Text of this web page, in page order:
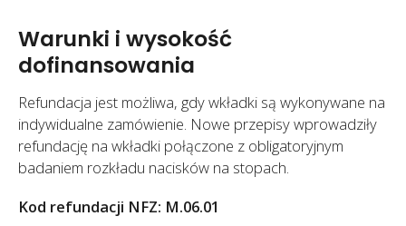
Warunki i wysokość
dofinansowania
Refundacja jest możliwa, gdy wkładki są wykonywane na
indywidualne zamówienie. Nowe przepisy wprowadziły
refundację na wkładki połączone z obligatoryjnym
badaniem rozkładu nacisków na stopach.
Kod refundacji NFZ: M.06.01